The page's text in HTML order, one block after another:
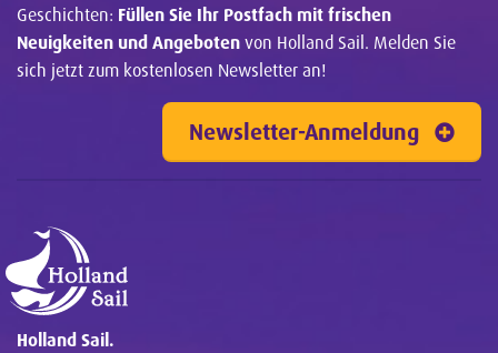
Geschichten: Füllen Sie Ihr Postfach mit frischen
Neuigkeiten und Angeboten von Holland Sail. Melden Sie
sich jetzt zum kostenlosen Newsletter an!
Newsletter-Anmeldung
Holland Sail.